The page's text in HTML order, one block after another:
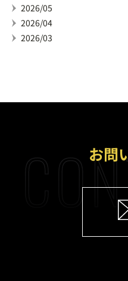
2026/05
2026/04
2026/03
お問